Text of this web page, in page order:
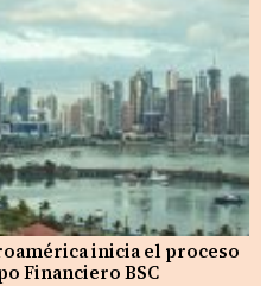
inicia el proceso
Financiero BSC